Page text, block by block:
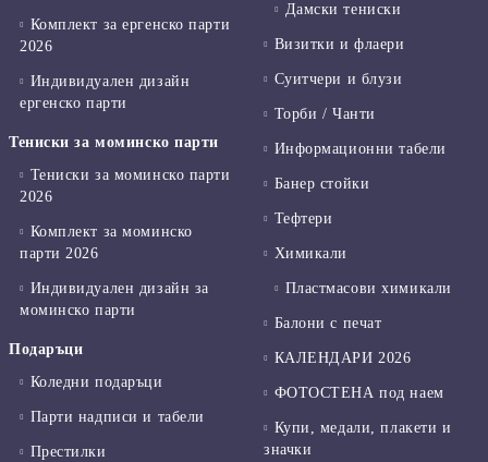
Комплект за ергенско парти
2026
Индивидуален дизайн
ергенско парти
Тениски за моминско парти
Тениски за моминско парти
2026
Комплект за моминско
парти 2026
Индивидуален дизайн за
моминско парти
Подаръци
Коледни подаръци
Парти надписи и табели
Престилки
Дамски тениски
Визитки и флаери
Суитчери и блузи
Торби / Чанти
Информационни табели
Банер стойки
Тефтери
Химикали
Пластмасови химикали
Балони с печат
КАЛЕНДАРИ 2026
ФОТОСТЕНА под наем
Купи, медали, плакети и
значки